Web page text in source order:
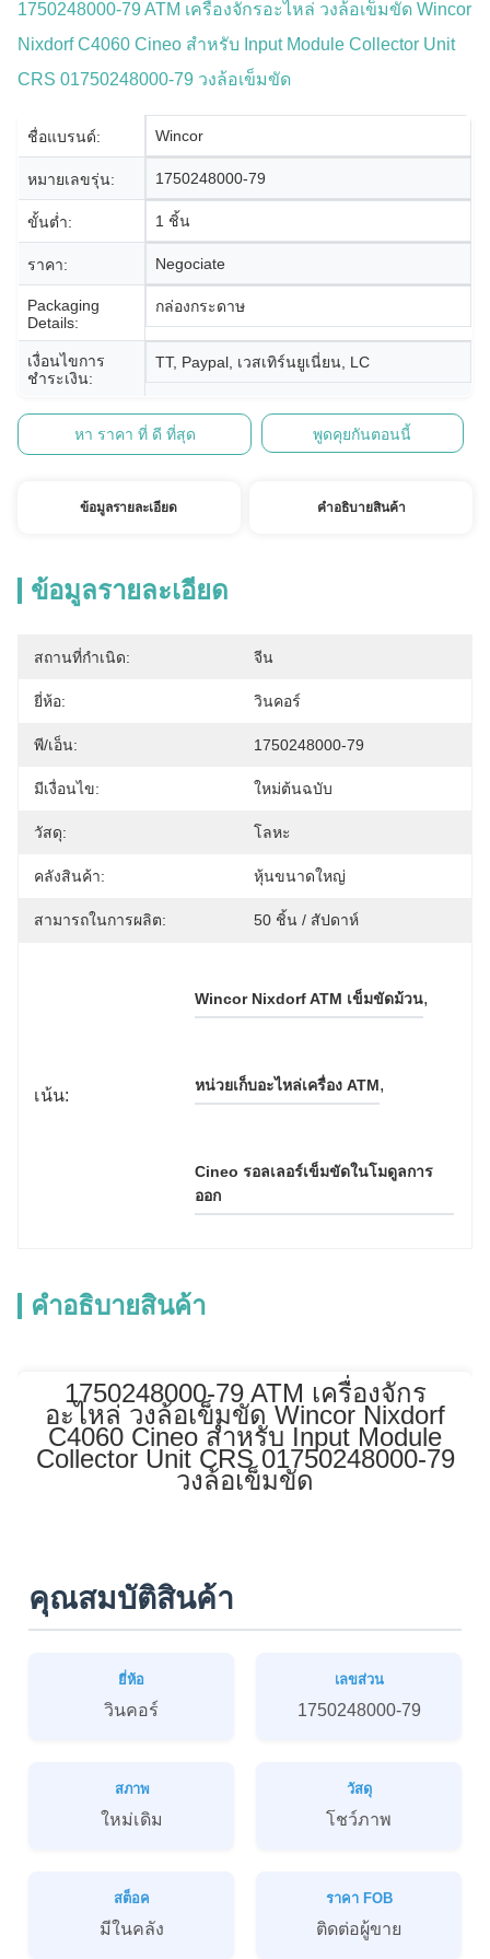
1750248000-79 ATM เครื่องจักรอะไหล่ วงล้อเข็มขัด Wincor
Nixdorf C4060 Cineo สําหรับ Input Module Collector Unit
CRS 01750248000-79 วงล้อเข็มขัด
ชื่อแบรนด์: Wincor
หมายเลขรุ่น: 1750248000-79
ขั้นต่ำ: 1 ชิ้น
ราคา: Negociate
Packaging
Details:
กล่องกระดาษ
เงื่อนไขการ
ชำระเงิน:
TT, Paypal, เวสเทิร์นยูเนี่ยน, LC
หา ราคา ที่ ดี ที่สุด พูดคุยกันตอนนี้
ข้อมูลรายละเอียด คําอธิบายสินค้า
ข้อมูลรายละเอียด
สถานที่กำเนิด: จีน
ยี่ห้อ: วินคอร์
พี/เอ็น: 1750248000-79
มีเงื่อนไข: ใหม่ต้นฉบับ
วัสดุ: โลหะ
คลังสินค้า: หุ้นขนาดใหญ่
สามารถในการผลิต: 50 ชิ้น / สัปดาห์
เน้น:
Wincor Nixdorf ATM เข็มขัดม้วน,
หน่วยเก็บอะไหล่เครื่อง ATM,
Cineo รอลเลอร์เข็มขัดในโมดูลการ
ออก
คําอธิบายสินค้า
1750248000-79 ATM เครื่องจักร
อะไหล่ วงล้อเข็มขัด Wincor Nixdorf
C4060 Cineo สําหรับ Input Module
Collector Unit CRS 01750248000-79
วงล้อเข็มขัด
คุณสมบัติสินค้า
ยี่ห้อ
วินคอร์
เลขส่วน
1750248000-79
สภาพ
ใหม่เดิม
วัสดุ
โชว์ภาพ
สต็อค
มีในคลัง
ราคา FOB
ติดต่อผู้ขาย